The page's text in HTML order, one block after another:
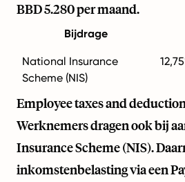
BBD 5.280 per maand.
Bijdrage
National Insurance
Scheme (NIS)
Employee taxes and
Werknemers dragen ook bij
Insurance Scheme (NIS).
inkomstenbelasting via een